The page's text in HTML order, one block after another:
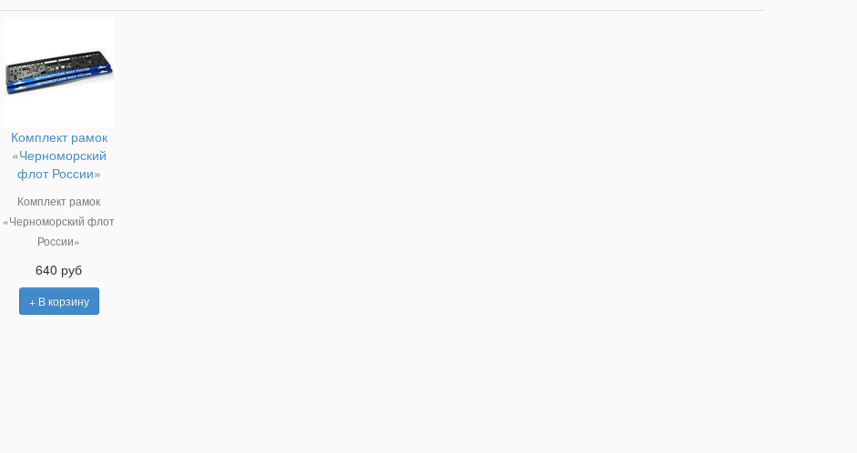
Комплект рамок
«Черноморский
флот России»
Комплект рамок
«Черноморский флот
России»
640 руб
+ В корзину